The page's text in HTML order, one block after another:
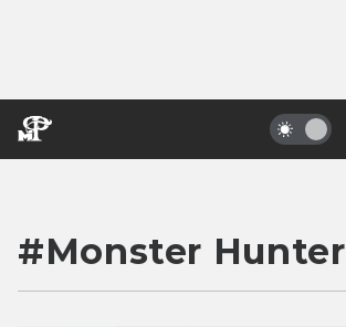
#Monster Hunter